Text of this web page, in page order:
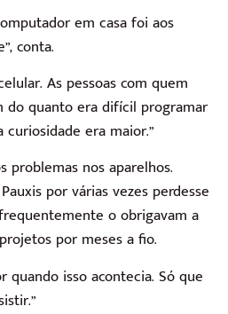
em casa foi aos
conta.
As pessoas com quem
do quanto era difícil programar
era maior.”
problemas nos aparelhos.
por várias vezes perdesse
o obrigavam a
por meses a fio.
quando isso acontecia. Só que